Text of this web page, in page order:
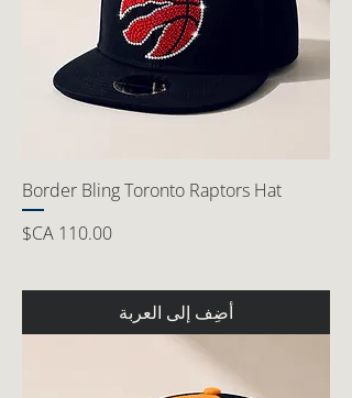
Border Bling Toronto Raptors Hat
السعر
أضِف إلى العربة